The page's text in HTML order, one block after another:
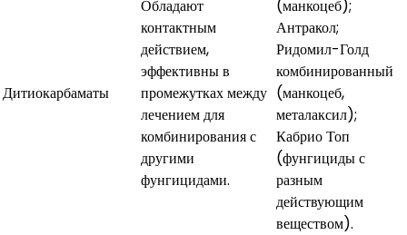
Дитиокарбаматы
Обладают
контактным
действием,
эффективны в
промежутках между
лечением для
комбинирования с
другими
фунгицидами.
(манкоцеб);
Антракол;
Ридомил-Голд
комбинированный
(манкоцеб,
металаксил);
Кабрио Топ
(фунгициды с
разным
действующим
веществом).